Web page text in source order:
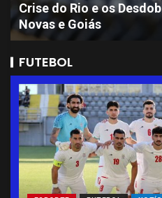
Jovem de 11 Anos com
Encefálica em Caldas
FUTEBOL